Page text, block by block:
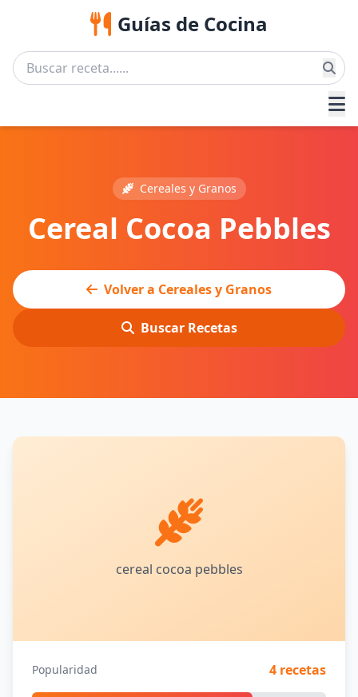
Guías de Cocina
Cereales y Granos
Cereal Cocoa Pebbles
Volver a Cereales y Granos
Buscar Recetas
cereal cocoa pebbles
Popularidad 4 recetas